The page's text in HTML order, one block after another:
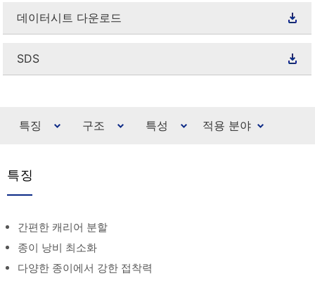
데이터시트 다운로드
SDS
특징 구조 특성 적용 분야
특징
간편한 캐리어 분할
종이 낭비 최소화
다양한 종이에서 강한 접착력